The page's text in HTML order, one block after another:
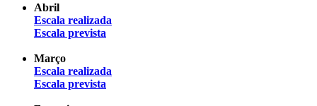
Abril
Escala realizada
Escala prevista
Março
Escala realizada
Escala prevista